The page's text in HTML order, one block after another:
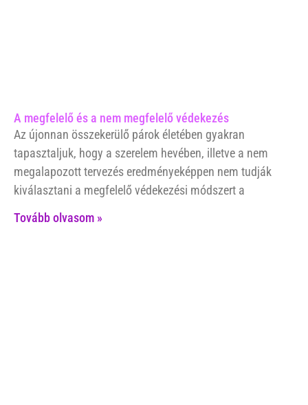
A megfelelő és a nem megfelelő védekezés
Az újonnan összekerülő párok életében gyakran
tapasztaljuk, hogy a szerelem hevében, illetve a nem
megalapozott tervezés eredményeképpen nem tudják
kiválasztani a megfelelő védekezési módszert a
Tovább olvasom »